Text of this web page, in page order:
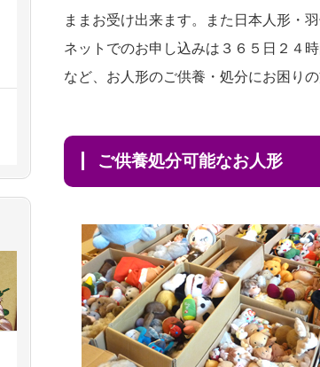
ままお受け出来ます。また日本人形・
ネットでのお申し込みは３６５日２４
など、お人形のご供養・処分にお困り
ご供養処分可能なお人形